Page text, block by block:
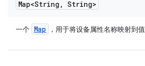
Map<String , String>
一个 Map ，用于将设备属性名称映射到值